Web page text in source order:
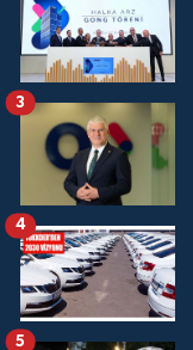
3
4
5